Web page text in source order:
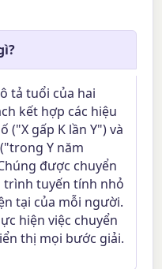
tả tuổi của hai
kết hợp các hiệu
("X gấp K lần Y") và
Y năm
được chuyển
tuyến tính nhỏ
tại của mỗi người.
hiện việc chuyển
thị mọi bước giải.